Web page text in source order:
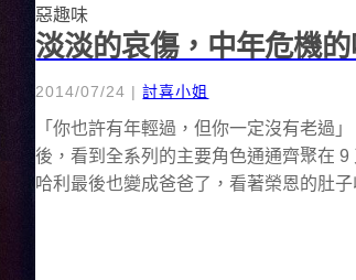
惡趣味
淡淡的哀傷，中年危機
2014/07/24 |討喜小姐
「你也許有年輕過，但你一定沒有老過
後，看到全系列的主要角色通通齊聚在
哈利最後也變成爸爸了，看著榮恩的肚